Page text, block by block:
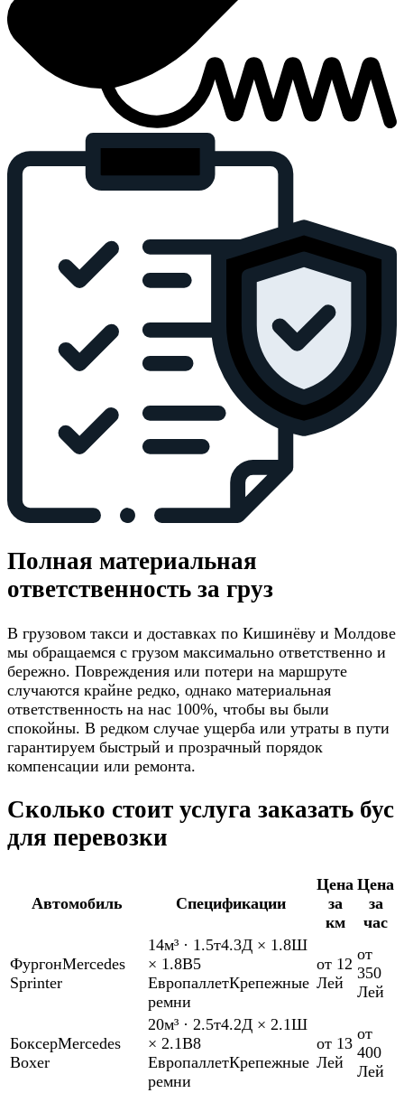
Полная материальная
ответственность за груз
В грузовом такси и доставках по Кишинёву и Молдове
мы обращаемся с грузом максимально ответственно и
бережно. Повреждения или потери на маршруте
случаются крайне редко, однако материальная
ответственность на нас 100%, чтобы вы были
спокойны. В редком случае ущерба или утраты в пути
гарантируем быстрый и прозрачный порядок
компенсации или ремонта.
Сколько стоит услуга заказать бус
для перевозки
Автомобиль Спецификации
Цена
за
км
Цена
за
час
ФургонMercedes
Sprinter
14м³ · 1.5т4.3Д × 1.8Ш
× 1.8В5
ЕвропаллетКрепежные
ремни
от 12
Лей
от
350
Лей
БоксерMercedes
Boxer
20м³ · 2.5т4.2Д × 2.1Ш
× 2.1В8
ЕвропаллетКрепежные
ремни
от 13
Лей
от
400
Лей